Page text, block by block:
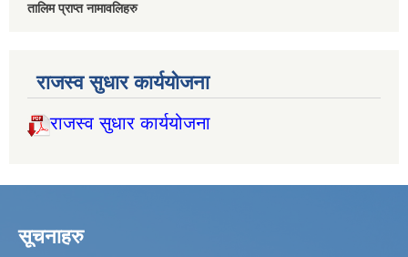
तालिम प्राप्त नामावलिहरु
राजस्व सुधार कार्ययोजना
राजस्व सुधार कार्ययोजना
सूचनाहरु